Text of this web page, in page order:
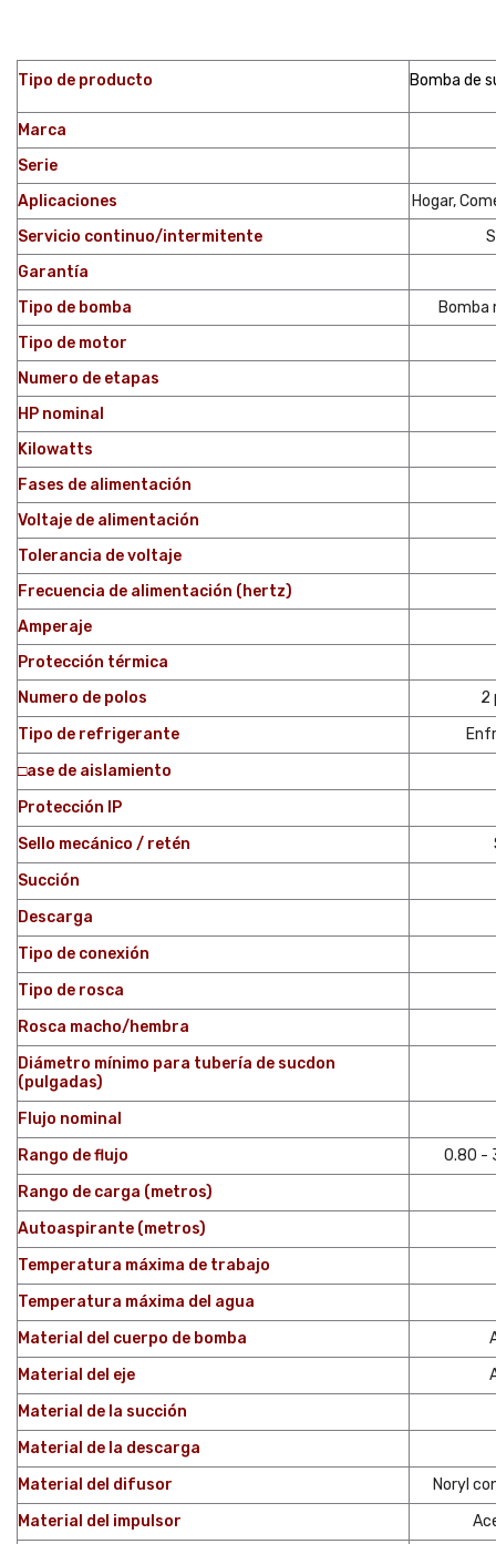
Tipo de producto Bomba de
Marca
Serie
Aplicaciones
Hogar,
Servicio continuo/intermitente
Garantía
Tipo de bomba
Tipo de motor
Numero de etapas
HP nominal
Kilowatts
Fases de alimentación
Voltaje de alimentación
Tolerancia de voltaje
Frecuencia de alimentación (hertz)
Amperaje
Protección térmica
Numero de polos
2
Tipo de refrigerante
□ase de aislamiento
Protección IP
Sello mecánico / retén
Succión
Descarga
Tipo de conexión
Tipo de rosca
Rosca macho/hembra
Diámetro mínimo para tubería de sucdon
(pulgadas)
Flujo nominal
Rango de flujo
0.80 -
Rango de carga (metros)
Autoaspirante (metros)
Temperatura máxima de trabajo
Temperatura máxima del agua
Material del cuerpo de bomba
Material del eje
Material de la succión
Material de la descarga
Material del difusor
Noryl
Material del impulsor